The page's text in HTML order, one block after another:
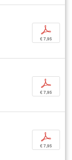
p
€ 7,95
p
€ 7,95
p
€ 7,95